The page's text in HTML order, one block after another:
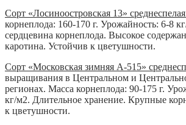
Сорт «Лосиноостровская 13»
корнеплода: 160-170 г. Урожайность: 6-8
сердцевина корнеплода. Высокое
каротина. Устойчив к цветушности.
Сорт «Московская зимняя А-515»
выращивания в Центральном и
регионах. Масса корнеплода: 90-175 г.
кг/м2. Длительное хранение. Крупные
к цветушности.